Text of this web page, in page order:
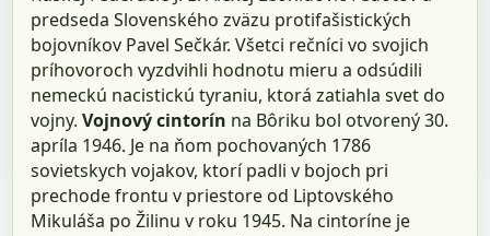
predseda Slovenského zväzu protifašistických
bojovníkov Pavel Sečkár. Všetci rečníci vo svojich
príhovoroch vyzdvihli hodnotu mieru a odsúdili
nemeckú nacistickú tyraniu, ktorá zatiahla svet do
vojny.Vojnový cintorín na Bôriku bol otvorený 30.
apríla 1946. Je na ňom pochovaných 1786
sovietskych vojakov, ktorí padli v bojoch pri
prechode frontu v priestore od Liptovského
Mikuláša po Žilinu v roku 1945. Na cintoríne je